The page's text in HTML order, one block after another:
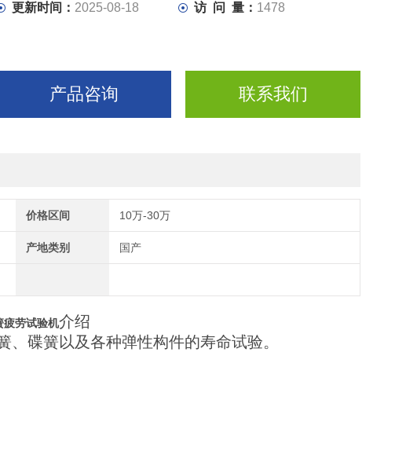
更新时间： 2025-08-18 访 问 量： 1478
产品咨询 联系我们
价格区间 10万-30万
产地类别 国产
疲劳试验机介绍
、碟簧以及各种弹性构件的寿命试验。